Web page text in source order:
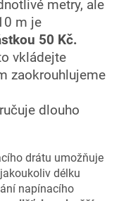
metry, ale
m je
50 Kč.
vkládejte
zaokrouhlujeme
dlouho
drátu umožňuje
délku
napínacího